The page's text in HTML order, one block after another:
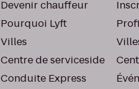
Devenir chauffeur
Pourquoi Lyft
Villes
Centre de serviceside
Conduite Express